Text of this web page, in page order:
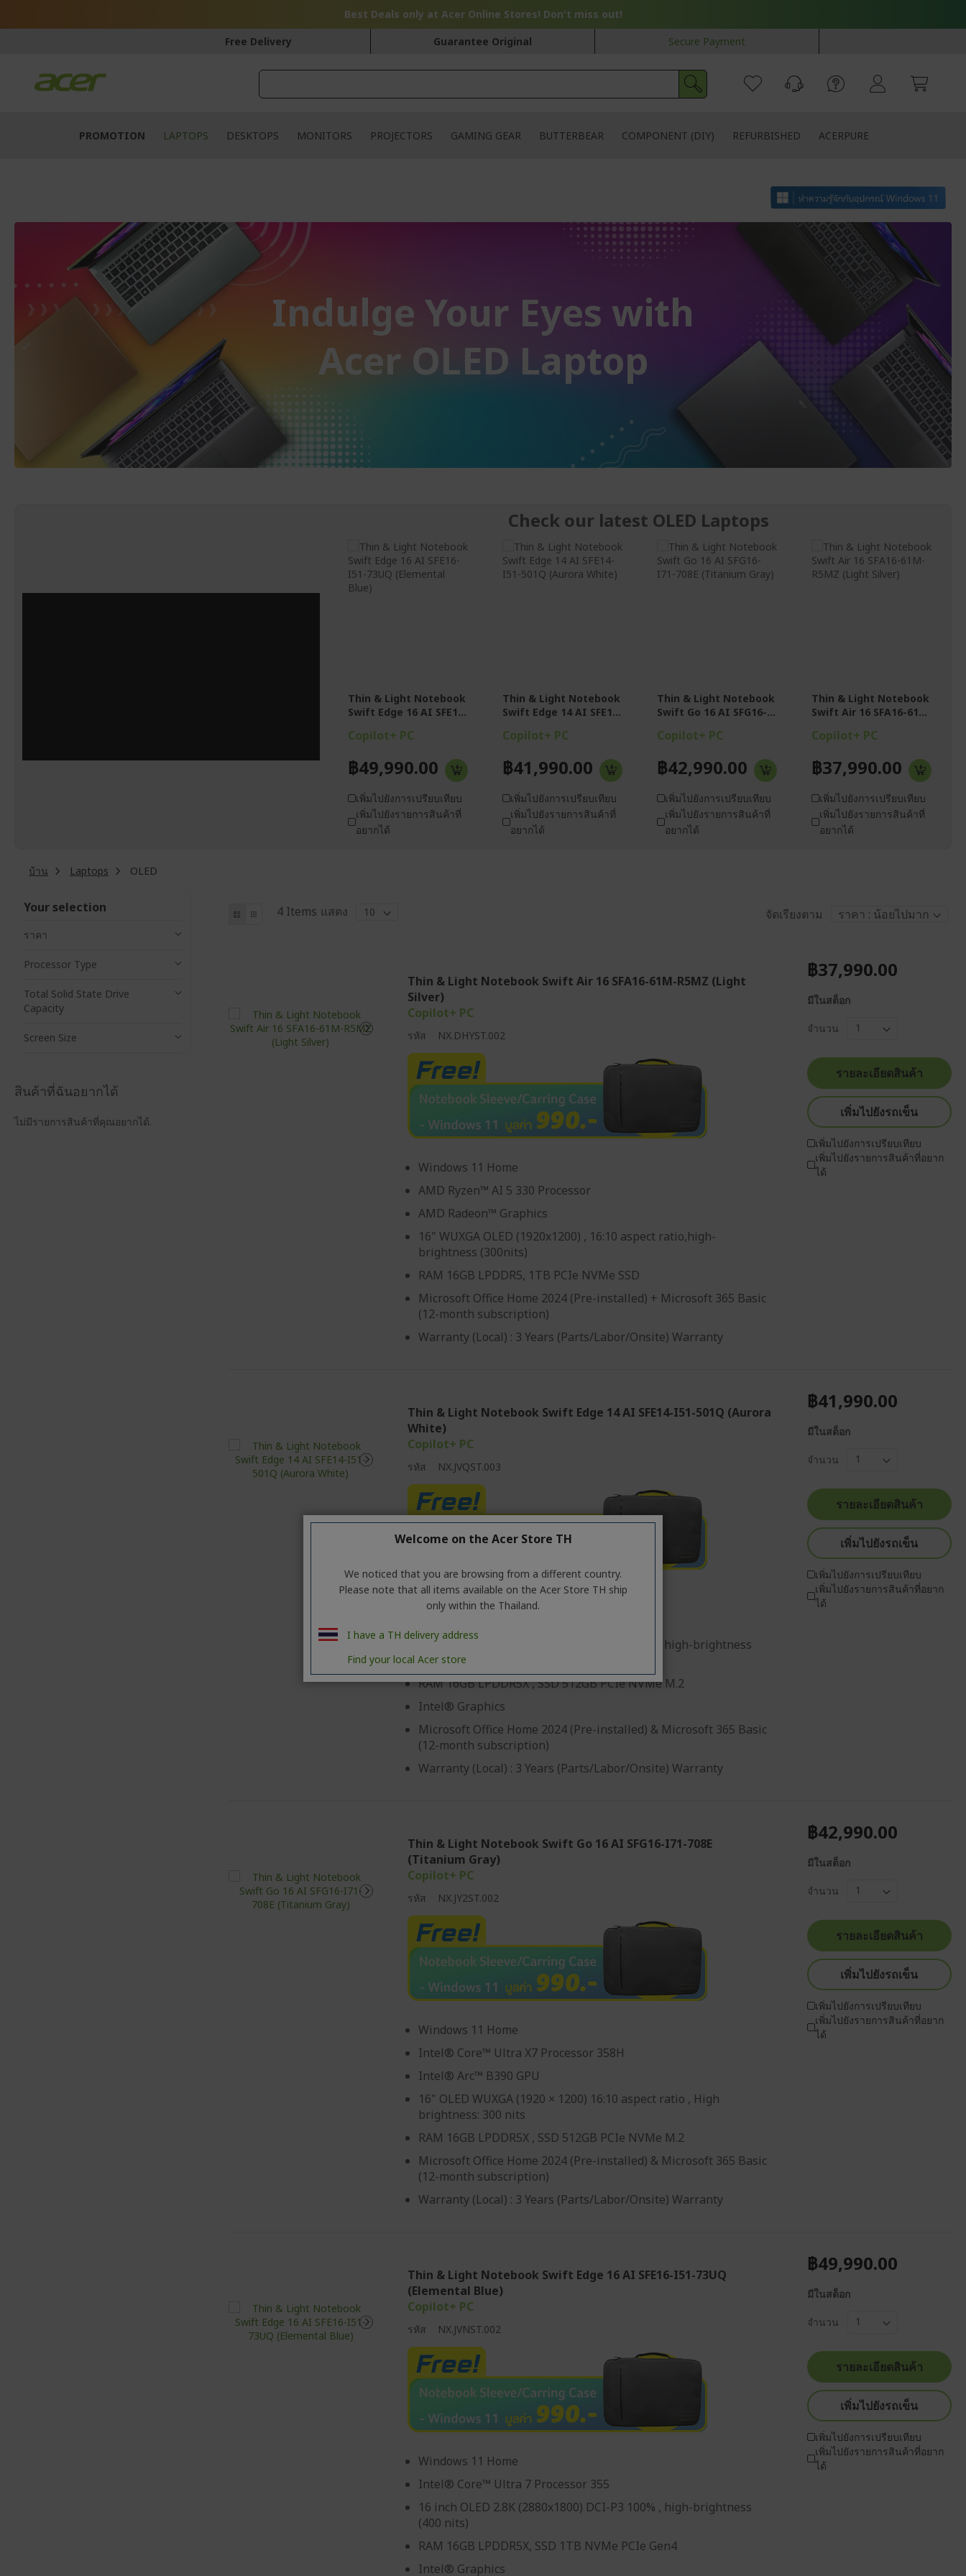
Best Deals only at Acer Online Stores! Don't miss out!
Free Delivery
Guarantee Original Secure Payment
PROMOTION LAPTOPS DESKTOPS MONITORS PROJECTORS GAMING GEAR BUTTERBEAR COMPONENT (DIY) REFURBISHED ACERPURE
Indulge Your Eyes with
Acer OLED Laptop
Check our latest OLED Laptops
Windows 11 Home
Intel® Core™ Ultra
NVMe PCIe Gen4
Intel® Graphics
Microsoft Office
Home 2024 (Pre-
Microsoft 365 basic
(12 Month)
Thin & Light Notebook
Swift Edge 16 AI SFE1...
Copilot+ PC
฿49,990.00
เพิ่มไปยังการเปรียบเทียบ
เพิ่มไปยังรายการสินค้าที่
อยากได้
Windows 11 Home
512GB PCIe NVMe
M.2
Microsoft Office
installed) &
Microsoft 365 Basic
subscription)
Thin & Light Notebook
Swift Edge 14 AI SFE1...
Copilot+ PC
฿41,990.00
เพิ่มไปยังการเปรียบเทียบ
เพิ่มไปยังรายการสินค้าที่
อยากได้
Windows 11 Home
RAM 16GB
LPDDR5X , SSD
512GB PCIe NVMe
Microsoft Office
installed) &
Microsoft 365 Basic
subscription)
Thin & Light Notebook
Swift Go 16 AI SFG16-...
Copilot+ PC
฿42,990.00
เพิ่มไปยังการเปรียบเทียบ
เพิ่มไปยังรายการสินค้าที่
อยากได้
Windows 11 Home
RAM 16GB
LPDDR5, 1TB PCIe
NVMe SSD
Microsoft Office
Home 2024 (Pre-
Microsoft 365 Basic
(12-month
Thin & Light Notebook
Swift Air 16 SFA16-61...
Copilot+ PC
฿37,990.00
เพิ่มไปยังการเปรียบเทียบ
เพิ่มไปยังรายการสินค้าที่
อยากได้
บ้าน Laptops OLED
V
L
i
G 4Items แสดง จัดเรียงตาม
Thin & Light Notebook Swift Air 16 SFA16-61M-R5MZ (Light
Silver)
Copilot+ PC
รหัส NX.DHYST.002
Windows 11 Home
AMD Ryzen™ AI 5 330 Processor
AMD Radeon™ Graphics
16" WUXGA OLED (1920x1200) , 16:10 aspect ratio,high-
brightness (300nits)
RAM 16GB LPDDR5, 1TB PCIe NVMe SSD
Microsoft Office Home 2024 (Pre-installed) + Microsoft 365 Basic
(12-month subscription)
Warranty (Local) : 3 Years (Parts/Labor/Onsite) Warranty
฿37,990.00
มีในสต็อก
จำนวน
รายละเอียดสินค้า
เพิ่มไปยังรถเข็น
เพิ่มไปยังการเปรียบเทียบ
เพิ่มไปยังรายการสินค้าที่อยาก
ได้
Thin & Light Notebook Swift Edge 14 AI SFE14-I51-501Q (Aurora
White)
Copilot+ PC
รหัส NX.JVQST.003
Windows 11 Home
14 inch OLED 2.8K (2880x1800) DCI-P3 100% , high-brightness
(500 nits)
RAM 16GB LPDDR5X , SSD 512GB PCIe NVMe M.2
Intel® Graphics
Microsoft Office Home 2024 (Pre-installed) & Microsoft 365 Basic
(12-month subscription)
Warranty (Local) : 3 Years (Parts/Labor/Onsite) Warranty
฿41,990.00
มีในสต็อก
จำนวน
รายละเอียดสินค้า
เพิ่มไปยังรถเข็น
เพิ่มไปยังการเปรียบเทียบ
เพิ่มไปยังรายการสินค้าที่อยาก
ได้
Thin & Light Notebook Swift Go 16 AI SFG16-I71-708E
(Titanium Gray)
Copilot+ PC
รหัส NX.JY2ST.002
Windows 11 Home
Intel® Core™ Ultra X7 Processor 358H
Intel® Arc™ B390 GPU
16" OLED WUXGA (1920 × 1200) 16:10 aspect ratio , High
brightness: 300 nits
RAM 16GB LPDDR5X , SSD 512GB PCIe NVMe M.2
Microsoft Office Home 2024 (Pre-installed) & Microsoft 365 Basic
(12-month subscription)
Warranty (Local) : 3 Years (Parts/Labor/Onsite) Warranty
฿42,990.00
มีในสต็อก
จำนวน
รายละเอียดสินค้า
เพิ่มไปยังรถเข็น
เพิ่มไปยังการเปรียบเทียบ
เพิ่มไปยังรายการสินค้าที่อยาก
ได้
Thin & Light Notebook Swift Edge 16 AI SFE16-I51-73UQ
(Elemental Blue)
Copilot+ PC
รหัส NX.JVNST.002
Windows 11 Home
Intel® Core™ Ultra 7 Processor 355
16 inch OLED 2.8K (2880x1800) DCI-P3 100% , high-brightness
(400 nits)
RAM 16GB LPDDR5X, SSD 1TB NVMe PCIe Gen4
Intel® Graphics
฿49,990.00
มีในสต็อก
จำนวน
รายละเอียดสินค้า
เพิ่มไปยังรถเข็น
เพิ่มไปยังการเปรียบเทียบ
เพิ่มไปยังรายการสินค้าที่อยาก
ได้
Your selection
ราคา
Processor Type
Total Solid State Drive
Capacity
Screen Size
สินค้าที่ฉันอยากได้
ไม่มีรายการสินค้าที่คุณอยากได้.
Welcome on the Acer Store TH
We noticed that you are browsing from a different country.
Please note that all items available on the Acer Store TH ship
only within the Thailand.
I have a TH delivery address
Find your local Acer store